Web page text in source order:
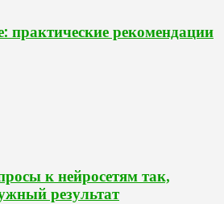
практические рекомендации
к нейросетям так,
результат